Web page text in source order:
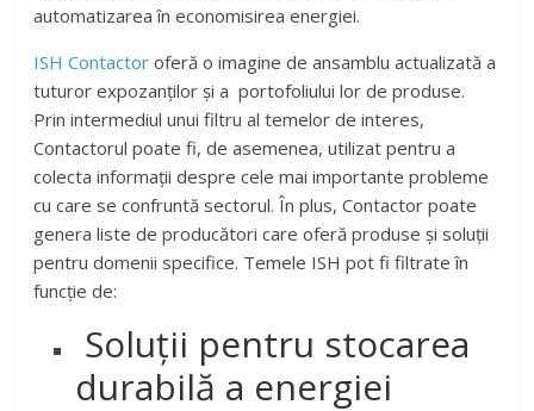
automatizarea în economisirea energiei.
ISH Contactor oferă o imagine de ansamblu actualizată a
tuturor expozanților și a portofoliului lor de produse.
Prin intermediul unui filtru al temelor de interes,
Contactorul poate fi, de asemenea, utilizat pentru a
colecta informații despre cele mai importante probleme
cu care se confruntă sectorul. În plus, Contactor poate
genera liste de producători care oferă produse și soluții
pentru domenii specifice. Temele ISH pot fi filtrate în
funcție de:
Soluții pentru stocarea
durabilă a energiei